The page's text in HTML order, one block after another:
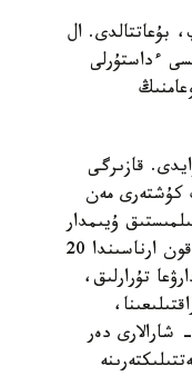
بۇعاتتالدى. ال
ەكسترەميستىك يدەولوگيانىڭ 888 ۇستانۋشىسى ءداستۇرلى
قوعامنىڭ
قازىرگى
كۇشتەرى مەن
ۇيىمدار
مۇشەلەرىنىڭ قازاقستانعا كەلۋىنىڭ ىقتيمال جولدارىنىڭ ءبىرى بولىپ تابىلاتىن زاڭسىز كوشى- قون ارناسىندا 20
تۇرارلىق،
شارالارى دەر